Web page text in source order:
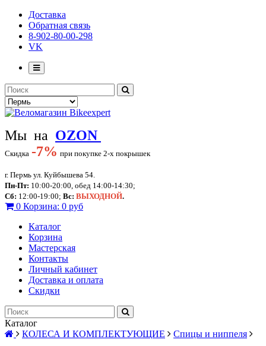
Доставка
Обратная связь
8-902-80-00-298
VK
Мы на OZON
Скидка -7% при покупке 2-х покрышек
г. Пермь ул. Куйбышева 54.
Пн-Пт: 10:00-20:00, обед 14:00-14:30;
Сб: 12:00-19:00; Вс: ВЫХОДНОЙ.
0 Корзина: 0 руб
Каталог
Корзина
Мастерская
Контакты
Личный кабинет
Доставка и оплата
Скидки
Каталог
КОЛЕСА И КОМПЛЕКТУЮЩИЕ
Спицы и ниппеля